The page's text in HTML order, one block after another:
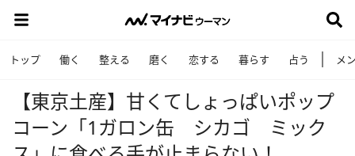
トップ 働く 整える 磨く 恋する 暮らす 占う メ
【東京土産】甘くてしょっぱいポップ
コーン「1ガロン缶 シカゴ ミック